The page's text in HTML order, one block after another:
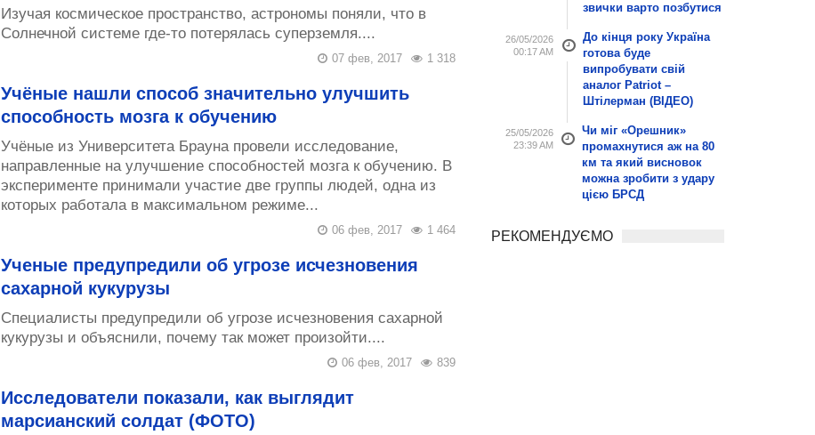
Изучая космическое пространство, астрономы поняли, что в
Солнечной системе где-то потерялась суперземля....
1 318
07 фев, 2017
Учёные нашли способ значительно улучшить
способность мозга к обучению
Учёные из Университета Брауна провели исследование,
направленные на улучшение способностей мозга к обучению. В
эксперименте принимали участие две группы людей, одна из
которых работала в максимальном режиме...
1 464
06 фев, 2017
Ученые предупредили об угрозе исчезновения
сахарной кукурузы
Специалисты предупредили об угрозе исчезновения сахарной
кукурузы и объяснили, почему так может произойти....
839
06 фев, 2017
Исследователи показали, как выглядит
марсианский солдат (ФОТО)
звички варто позбутися
26/05/2026
00:17 AM
До кінця року Україна
готова буде
випробувати свій
аналог Patriot –
Штілерман (ВІДЕО)
25/05/2026
23:39 AM
Чи міг «Орешник»
промахнутися аж на 80
км та який висновок
можна зробити з удару
цією БРСД
РЕКОМЕНДУЄМО